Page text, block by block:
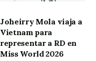
Joheirry Mola viaja a
Vietnam para
representar a RD en
Miss World 2026